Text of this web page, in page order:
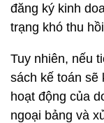
đăng ký kinh
trạng khó thu
Tuy nhiên, nếu
sách kế toán sẽ
hoạt động của
ngoại bảng và